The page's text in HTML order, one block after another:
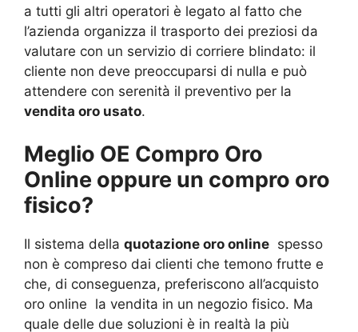
a tutti gli altri operatori è legato al fatto che
l’azienda organizza il trasporto dei preziosi da
valutare con un servizio di corriere blindato: il
cliente non deve preoccuparsi di nulla e può
attendere con serenità il preventivo per la
vendita oro usato.
Meglio OE Compro Oro
Online oppure un compro oro
fisico?
Il sistema della quotazione oro online spesso
non è compreso dai clienti che temono frutte e
che, di conseguenza, preferiscono all’acquisto
oro online la vendita in un negozio fisico. Ma
quale delle due soluzioni è in realtà la più